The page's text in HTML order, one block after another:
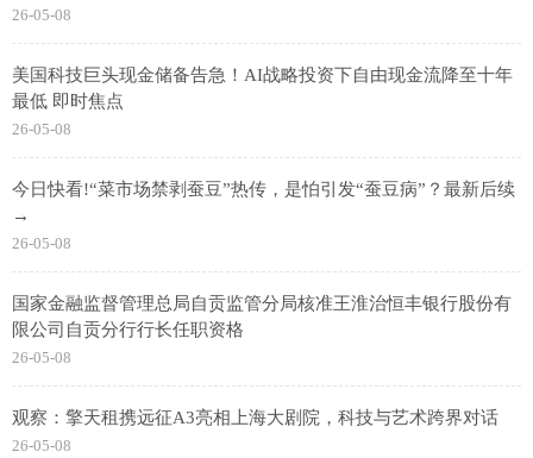
26-05-08
美国科技巨头现金储备告急！AI战略投资下自由现金流降至十年
最低 即时焦点
26-05-08
今日快看!“菜市场禁剥蚕豆”热传，是怕引发“蚕豆病”？最新后续
→
26-05-08
国家金融监督管理总局自贡监管分局核准王淮治恒丰银行股份有
限公司自贡分行行长任职资格
26-05-08
观察：擎天租携远征A3亮相上海大剧院，科技与艺术跨界对话
26-05-08